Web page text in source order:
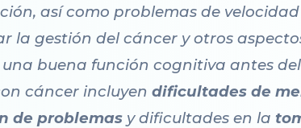
así como problemas de
la gestión del cáncer y otros
buena función cognitiva antes
cáncer incluyendificultades de
de problemas y dificultades en la